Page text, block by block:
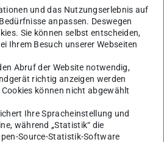
auf alle Datenbanken, oder nur
erhalten soll.
die Anlage schließlich mit einem
KONTAKT
und das Nutzungserlebnis auf
anpassen. Deswegen
Sie können selbst entscheiden,
Ihrem Besuch unserer Webseiten
Abruf der Website notwendig,
richtig anzeigen werden
können nicht abgewählt
Ihre Spracheinstellung und
während „Statistik“ die
Source-Statistik-Software